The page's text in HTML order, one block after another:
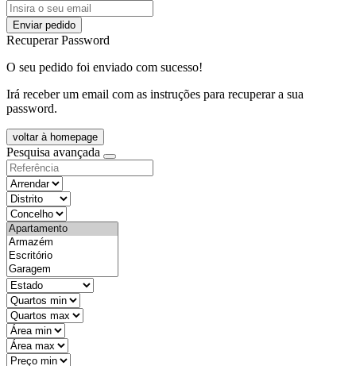
Enviar pedido
Recuperar Password
O seu pedido foi enviado com sucesso!
Irá receber um email com as instruções para recuperar a sua
password.
voltar à homepage
Pesquisa avançada
objective
districtId
countyId
types
state
mintypo
maxtypo
minarea
maxarea
minprice